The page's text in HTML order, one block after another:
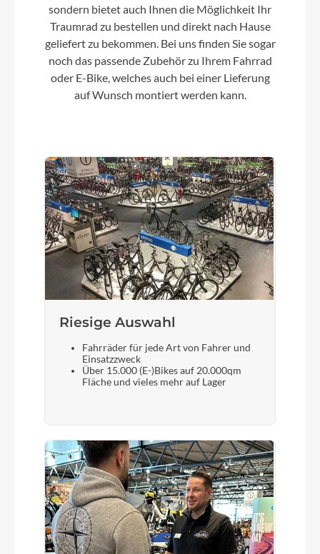
Kassette
Shimano Cues CS-LG400, 11-50T
Lenker
Farbe
coal´n´prism
Motor
Bosch Drive Unit Performance SX max. 60Nm
(BDU31)
Rücklicht
Vorderrad Nabe
Shimano Tiagra HB-RS470, 12x100mm,
Centerlock
Gewicht
19,1 kg
sondern bietet auch Ihnen die Möglichkeit Ihr
Traumrad zu bestellen und direkt nach Hause
geliefert zu bekommen. Bei uns finden Sie sogar
noch das passende Zubehör zu Ihrem Fahrrad
oder E-Bike, welches auch bei einer Lieferung
auf Wunsch montiert werden kann.
Riesige Auswahl
Fahrräder für jede Art von Fahrer und
Einsatzzweck
Über 15.000 (E-)Bikes auf 20.000qm
Fläche und vieles mehr auf Lager